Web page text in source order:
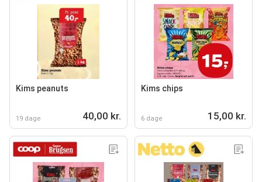
Kims peanuts
19 dage 40,00 kr.
Kims chips
6 dage 15,00 kr.